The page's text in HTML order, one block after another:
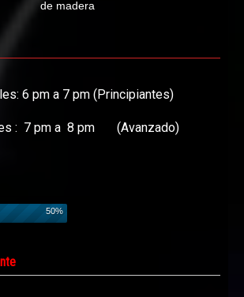
de madera
6 pm a 7 pm (Principiantes)
: 7 pm a 8 pm (Avanzado)
50%